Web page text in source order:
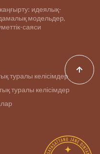
идеялық-
модельдер,
саяси
туралы келісімдер
туралы келісімдер